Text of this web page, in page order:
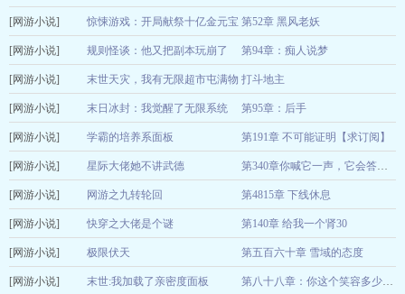
有鱼有花
[网游小说] 惊悚游戏：开局献祭十亿金元宝 第52章 黑风老妖
超级学靶
[网游小说] 规则怪谈：他又把副本玩崩了 第94章：痴人说梦
兰隅
[网游小说] 末世天灾，我有无限超市屯满物
资
打斗地主
茶色鸦
[网游小说] 末日冰封：我觉醒了无限系统 第95章：后手
楚墨一 12-22
[网游小说] 学霸的培养系面板 第191章 不可能证明【求订阅】
千越南秋 12-22
[网游小说] 星际大佬她不讲武德 第340章你喊它一声，它会答应你吗？第一更
寒武记
[网游小说] 网游之九转轮回 第4815章 下线休息
莫若梦兮
[网游小说] 快穿之大佬是个谜 第140章 给我一个肾30
小婉晚安
[网游小说] 极限伏天 第五百六十章 雪域的态度
天茗 12-22
[网游小说] 末世:我加载了亲密度面板 第八十八章：你这个笑容多少是沾点变态了